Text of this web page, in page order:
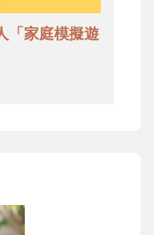
「家庭模擬遊